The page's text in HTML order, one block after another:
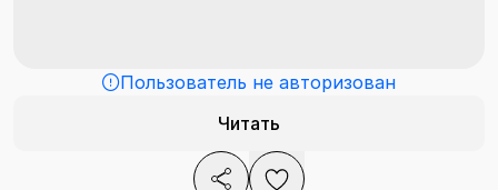
Пользователь не авторизован
Читать